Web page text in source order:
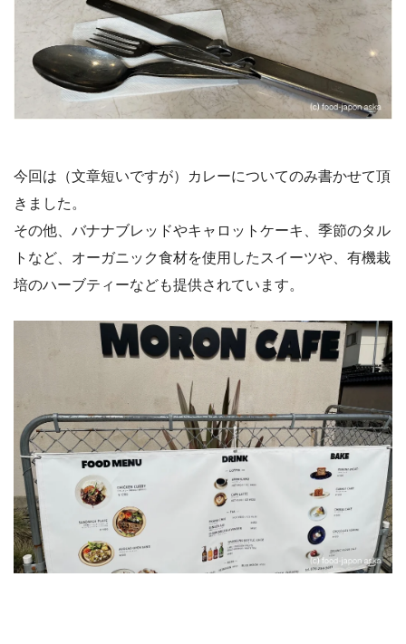
今回は（文章短いですが）カレーについてのみ書かせて頂
きました。
その他、バナナブレッドやキャロットケーキ、季節のタル
トなど、オーガニック食材を使用したスイーツや、有機栽
培のハーブティーなども提供されています。